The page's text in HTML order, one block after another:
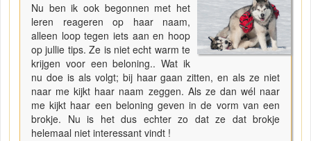
Nu ben ik ook begonnen met het
leren reageren op haar naam,
alleen loop tegen iets aan en hoop
op jullie tips. Ze is niet echt warm te
krijgen voor een beloning.. Wat ik
nu doe is als volgt; bij haar gaan zitten, en als ze niet
naar me kijkt haar naam zeggen. Als ze dan wél naar
me kijkt haar een beloning geven in de vorm van een
brokje. Nu is het dus echter zo dat ze dat brokje
helemaal niet interessant vindt !